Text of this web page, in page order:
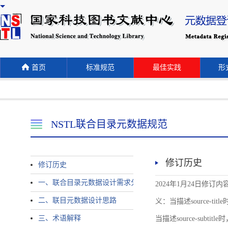
首页 标准规范 最佳实践 形
NSTL联合目录元数据规范
修订历史
一、联合目录元数据设计需求分析
二、联目元数据设计思路
三、术语解释
修订历史
2024年1月24日修订内
义：当描述source-title
当描述source-subtitle